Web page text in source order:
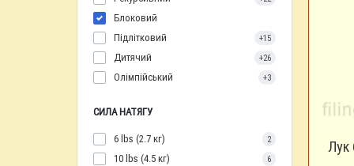
Блоковий
Підлітковий
+15
Дитячий +26
Олімпійський +3
СИЛА НАТЯГУ
6 lbs (2.7 кг)
2
10 lbs (4.5 кг) 6
Лук